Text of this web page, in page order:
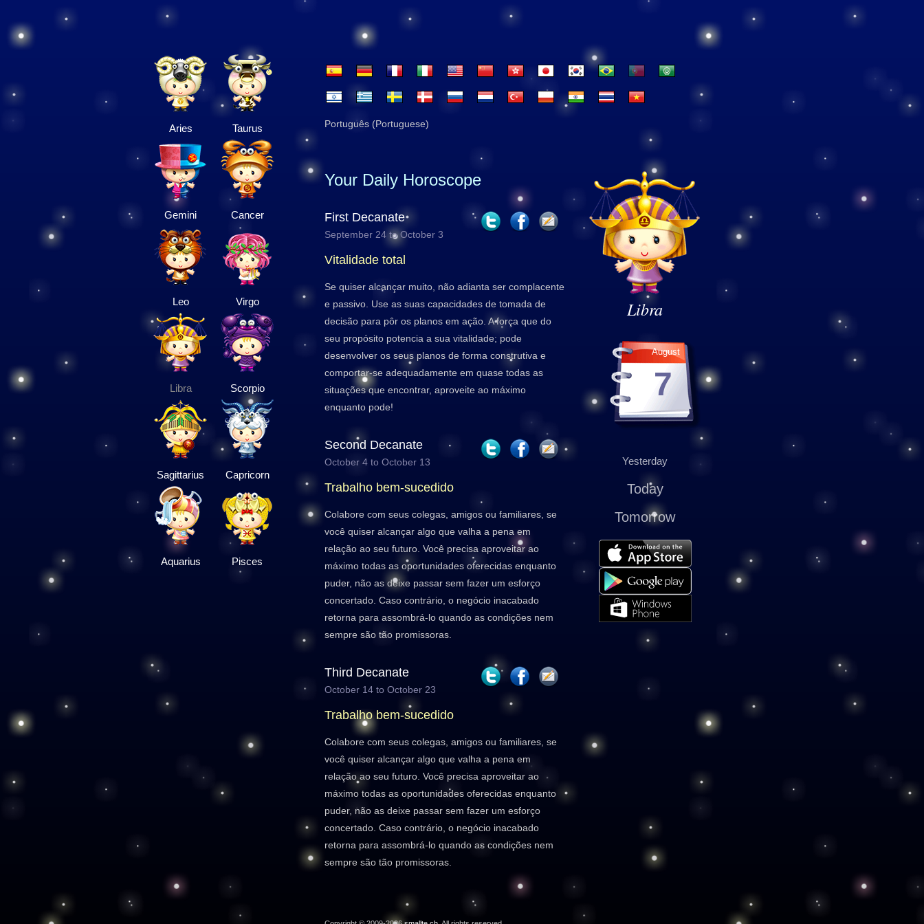
Aries Taurus
Gemini Cancer
Leo Virgo
Libra Scorpio
Sagittarius Capricorn
Aquarius Pisces
Português (Portuguese)
Libra
August
7
Yesterday
Today
Tomorrow
Your Daily Horoscope
First Decanate
September 24 to October 3
Vitalidade total
Se quiser alcançar muito, não adianta ser complacente
e passivo. Use as suas capacidades de tomada de
decisão para pôr os planos em ação. A força que do
seu propósito potencia a sua vitalidade; pode
desenvolver os seus planos de forma construtiva e
comportar-se adequadamente em quase todas as
situações que encontrar, aproveite ao máximo
enquanto pode!
Second Decanate
October 4 to October 13
Trabalho bem-sucedido
Colabore com seus colegas, amigos ou familiares, se
você quiser alcançar algo que valha a pena em
relação ao seu futuro. Você precisa aproveitar ao
máximo todas as oportunidades oferecidas enquanto
puder, não as deixe passar sem fazer um esforço
concertado. Caso contrário, o negócio inacabado
retorna para assombrá-lo quando as condições nem
sempre são tão promissoras.
Third Decanate
October 14 to October 23
Trabalho bem-sucedido
Colabore com seus colegas, amigos ou familiares, se
você quiser alcançar algo que valha a pena em
relação ao seu futuro. Você precisa aproveitar ao
máximo todas as oportunidades oferecidas enquanto
puder, não as deixe passar sem fazer um esforço
concertado. Caso contrário, o negócio inacabado
retorna para assombrá-lo quando as condições nem
sempre são tão promissoras.